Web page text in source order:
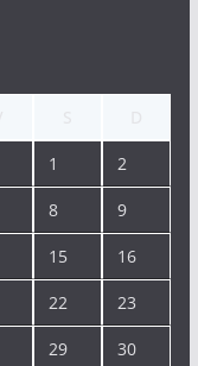
1 2
8 9
15 16
22 23
29 30